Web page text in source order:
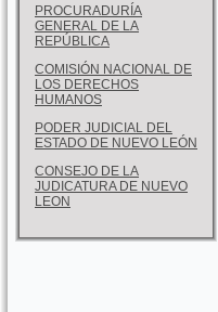
PROCURADURÍA
GENERAL DE LA
REPÚBLICA
COMISIÓN NACIONAL DE
LOS DERECHOS
HUMANOS
PODER JUDICIAL DEL
ESTADO DE NUEVO LEÓN
CONSEJO DE LA
JUDICATURA DE NUEVO
LEON